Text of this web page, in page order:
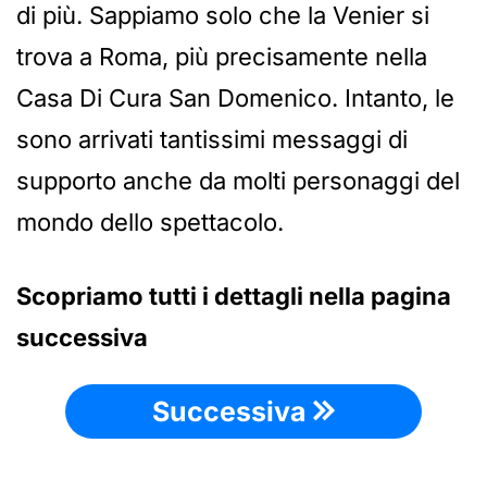
di più. Sappiamo solo che la Venier si
trova a Roma, più precisamente nella
Casa Di Cura San Domenico. Intanto, le
sono arrivati tantissimi messaggi di
supporto anche da molti personaggi del
mondo dello spettacolo.
Scopriamo tutti i dettagli nella pagina
successiva
Successiva